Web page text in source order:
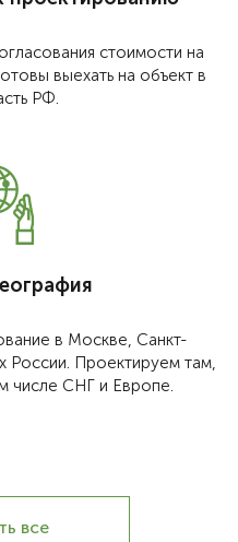
стоимости на
выехать на объект в
РФ.
в Москве, Санкт-
России. Проектируем там,
числе СНГ и Европе.
все